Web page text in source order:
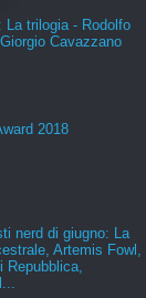
La trilogia - Rodolfo
Cavazzano
2018
nerd di giugno: La
Artemis Fowl, I
Repubblica,